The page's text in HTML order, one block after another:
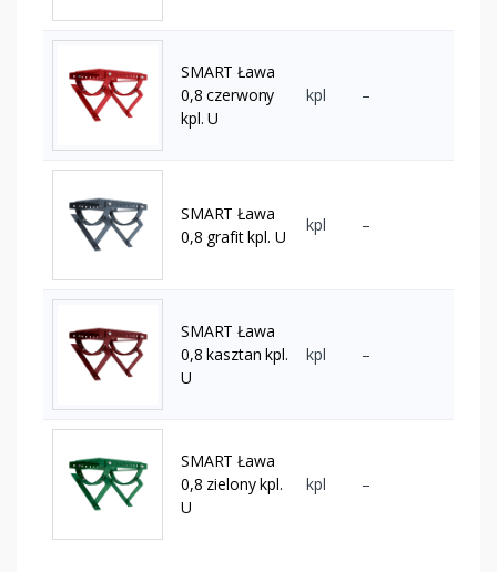
SMART Ława
0,8 czerwony
kpl. U
kpl –
SMART Ława
0,8 grafit kpl. U
kpl –
SMART Ława
0,8 kasztan kpl.
U
kpl –
SMART Ława
0,8 zielony kpl.
U
kpl –